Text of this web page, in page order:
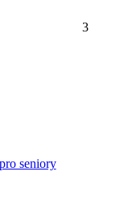
3
seniory